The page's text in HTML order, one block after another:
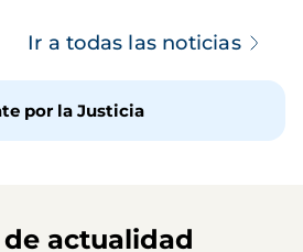
Ir a todas las noticias
por la Justicia
actualidad